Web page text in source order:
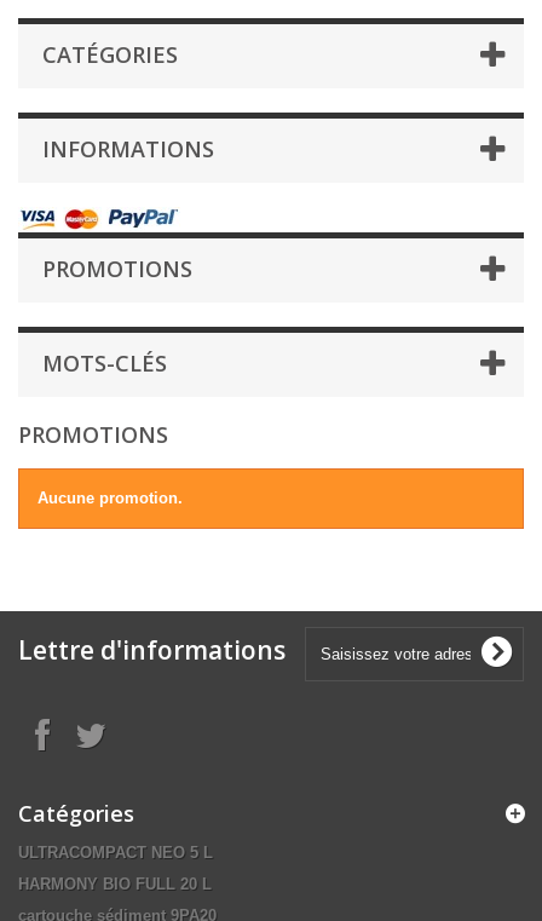
CATÉGORIES
INFORMATIONS
PROMOTIONS
MOTS-CLÉS
PROMOTIONS
Aucune promotion.
Lettre d'informations
Catégories
ULTRACOMPACT NEO 5 L
HARMONY BIO FULL 20 L
cartouche sédiment 9PA20